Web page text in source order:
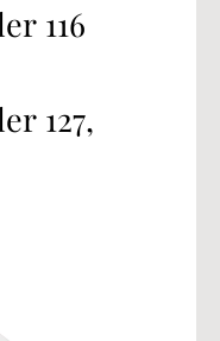
116
127,